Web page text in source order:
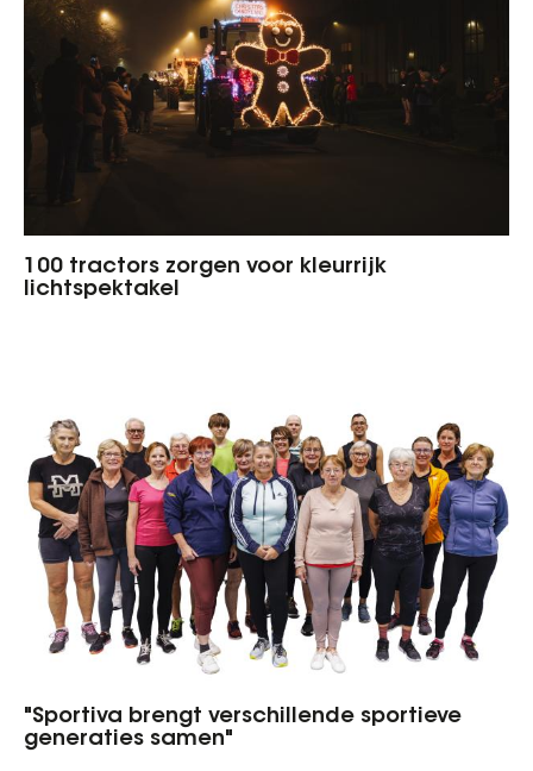
100 tractors zorgen voor kleurrijk
lichtspektakel
"Sportiva brengt verschillende sportieve
generaties samen"